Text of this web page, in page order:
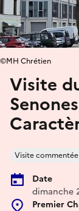
Visite
Visite commentée
Date
dimanche
Premier
©MH Chrétien